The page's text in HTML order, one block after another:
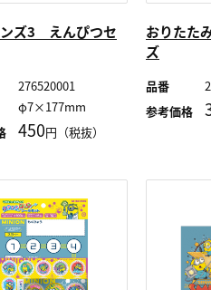
ズ3 えんぴつセ
276520001
φ7×177mm
450円（税抜）
おりたた
ズ
品番
参考価格